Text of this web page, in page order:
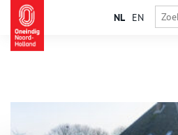
NL EN